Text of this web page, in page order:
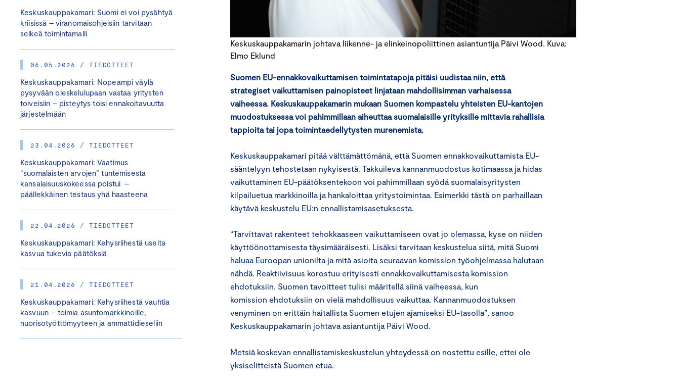
Keskuskauppakamari: Suomi ei voi pysähtyä
kriisissä – viranomaisohjeisiin tarvitaan
selkeä toimintamalli
06.05.2026 / TIEDOTTEET
Keskuskauppakamari: Nopeampi väylä
pysyvään oleskelulupaan vastaa yritysten
toiveisiin – pisteytys toisi ennakoitavuutta
järjestelmään
23.04.2026 / TIEDOTTEET
Keskuskauppakamari: Vaatimus
“suomalaisten arvojen” tuntemisesta
kansalaisuuskokeessa poistui –
päällekkäinen testaus yhä haasteena
22.04.2026 / TIEDOTTEET
Keskuskauppakamari: Kehysriihestä useita
kasvua tukevia päätöksiä
21.04.2026 / TIEDOTTEET
Keskuskauppakamari: Kehysriihestä vauhtia
kasvuun – toimia asuntomarkkinoille,
nuorisotyöttömyyteen ja ammattidieseliin
Keskuskauppakamarin johtava liikenne- ja elinkeinopoliittinen asiantuntija Päivi Wood. Kuva:
Elmo Eklund
Suomen EU-ennakkovaikuttamisen toimintatapoja pitäisi uudistaa niin, että
strategiset vaikuttamisen painopisteet linjataan mahdollisimman varhaisessa
vaiheessa. Keskuskauppakamarin mukaan Suomen kompastelu yhteisten EU-kantojen
muodostuksessa voi pahimmillaan aiheuttaa suomalaisille yrityksille mittavia rahallisia
tappioita tai jopa toimintaedellytysten murenemista.
Keskuskauppakamari pitää välttämättömänä, että Suomen ennakkovaikuttamista EU-
sääntelyyn tehostetaan nykyisestä. Takkuileva kannanmuodostus kotimaassa ja hidas
vaikuttaminen EU-päätöksentekoon voi pahimmillaan syödä suomalaisyritysten
kilpailuetua markkinoilla ja hankaloittaa yritystoimintaa. Esimerkki tästä on parhaillaan
käytävä keskustelu EU:n ennallistamisasetuksesta.
“Tarvittavat rakenteet tehokkaaseen vaikuttamiseen ovat jo olemassa, kyse on niiden
käyttöönottamisesta täysimääräisesti. Lisäksi tarvitaan keskustelua siitä, mitä Suomi
haluaa Euroopan unionilta ja mitä asioita seuraavan komission työohjelmassa halutaan
nähdä. Reaktiivisuus korostuu erityisesti ennakkovaikuttamisesta komission
ehdotuksiin. Suomen tavoitteet tulisi määritellä siinä vaiheessa, kun
komission ehdotuksiin on vielä mahdollisuus vaikuttaa. Kannanmuodostuksen
venyminen on erittäin haitallista Suomen etujen ajamiseksi EU-tasolla”, sanoo
Keskuskauppakamarin johtava asiantuntija Päivi Wood.
Metsiä koskevan ennallistamiskeskustelun yhteydessä on nostettu esille, ettei ole
yksiselitteistä Suomen etua.